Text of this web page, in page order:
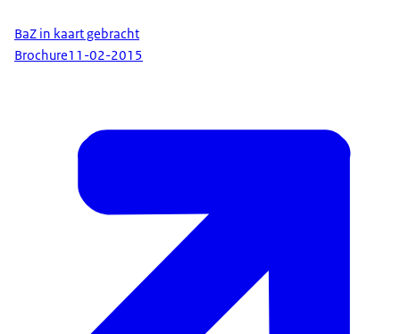
BaZ in kaart gebracht
Brochure11-02-2015